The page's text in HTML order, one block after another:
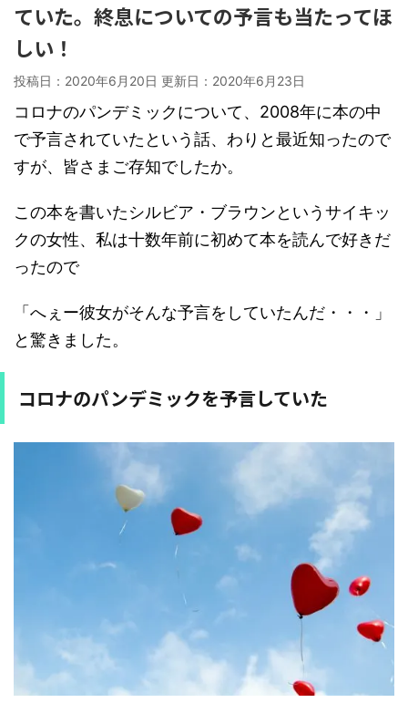
ていた。終息についての予言も当たってほ
しい！
投稿日：2020年6月20日 更新日： 2020年6月23日
コロナのパンデミックについて、2008年に本の中
で予言されていたという話、わりと最近知ったので
すが、皆さまご存知でしたか。
この本を書いたシルビア・ブラウンというサイキッ
クの女性、私は十数年前に初めて本を読んで好きだ
ったので
「へぇー彼女がそんな予言をしていたんだ・・・」
と驚きました。
コロナのパンデミックを予言していた